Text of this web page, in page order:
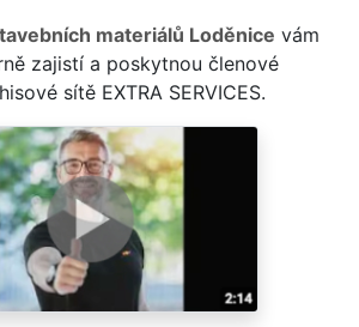
materiálů Loděnice vám
zajistí a poskytnou členové
sítě EXTRA SERVICES.